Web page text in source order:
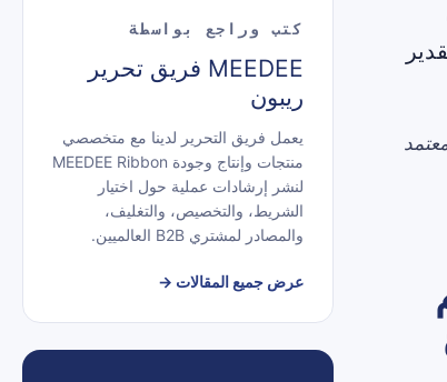
كتب وراجع بواسطة
MEEDEE فريق تحرير
ريبون
يعمل فريق التحرير لدينا مع متخصصي
منتجات وإنتاج وجودة MEEDEE Ribbon
لنشر إرشادات عملية حول اختيار
الشريط، والتخصيص، والتغليف،
والمصادر لمشتري B2B العالميين.
عرض جميع المقالات →